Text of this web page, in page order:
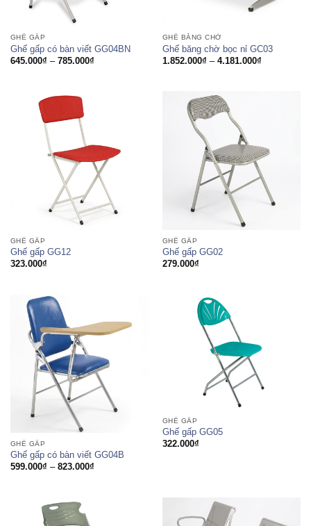
GHẾ GẤP
Ghế gấp có bàn viết GG04BN
645.000₫ – 785.000₫Khoảng
GHẾ BĂNG CHỜ
Ghế băng chờ bọc nỉ GC03
1.852.000₫ – 4.181.000₫Khoảng
GHẾ GẤP
Ghế gấp GG12
323.000₫
GHẾ GẤP
Ghế gấp GG02
279.000₫
GHẾ GẤP
Ghế gấp có bàn viết GG04B
599.000₫ – 823.000₫Khoảng
GHẾ GẤP
Ghế gấp GG05
322.000₫